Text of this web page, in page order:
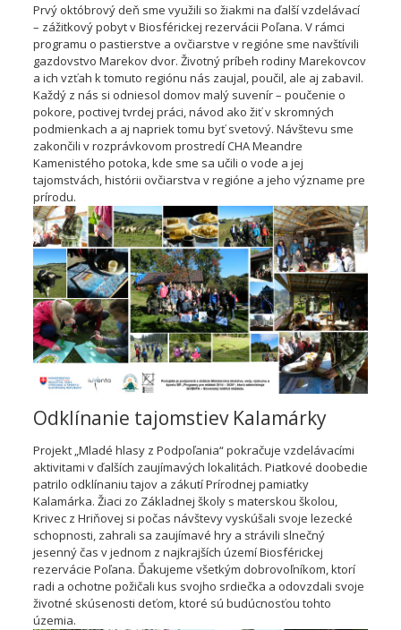
Prvý októbrový deň sme využili so žiakmi na ďalší vzdelávací
– zážitkový pobyt v Biosférickej rezervácii Poľana. V rámci
programu o pastierstve a ovčiarstve v regióne sme navštívili
gazdovstvo Marekov dvor. Životný príbeh rodiny Marekovcov
a ich vzťah k tomuto regiónu nás zaujal, poučil, ale aj zabavil.
Každý z nás si odniesol domov malý suvenír – poučenie o
pokore, poctivej tvrdej práci, návod ako žiť v skromných
podmienkach a aj napriek tomu byť svetový. Návštevu sme
zakončili v rozprávkovom prostredí CHA Meandre
Kamenistého potoka, kde sme sa učili o vode a jej
tajomstvách, histórii ovčiarstva v regióne a jeho význame pre
prírodu.
Odklínanie tajomstiev Kalamárky
Projekt „Mladé hlasy z Podpoľania“ pokračuje vzdelávacími
aktivitami v ďalších zaujímavých lokalitách. Piatkové doobedie
patrilo odklínaniu tajov a zákutí Prírodnej pamiatky
Kalamárka. Žiaci zo Základnej školy s materskou školou,
Krivec z Hriňovej si počas návštevy vyskúšali svoje lezecké
schopnosti, zahrali sa zaujímavé hry a strávili slnečný
jesenný čas v jednom z najkrajších území Biosférickej
rezervácie Poľana. Ďakujeme všetkým dobrovoľníkom, ktorí
radi a ochotne požičali kus svojho srdiečka a odovzdali svoje
životné skúsenosti deťom, ktoré sú budúcnosťou tohto
územia.